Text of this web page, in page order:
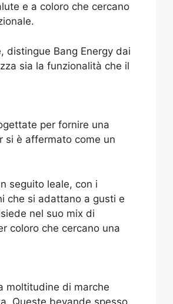
e a coloro che cercano
distingue Bang Energy dai
sia la funzionalità che il
per fornire una
si è affermato come un
seguito leale, con i
che si adattano a gusti e
nel suo mix di
coloro che cercano una
moltitudine di marche